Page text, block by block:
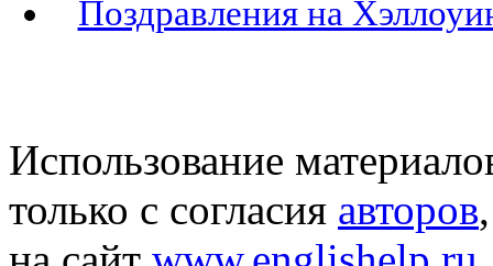
Поздравления на
Использование
только с согласия авторов